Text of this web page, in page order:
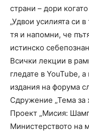
страни – дори
„Удвои усилията си
тя и напомни, че
истинско
Всички лекции в
гледате в YouTube,
издания на форума
Сдружение „Тема за
Проект „Мисия:
Министерството на